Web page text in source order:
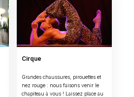
Cirque
Grandes chaussures, pirouettes et
nez rouge : nous faisons venir le
chapiteau à vous ! Laissez place au